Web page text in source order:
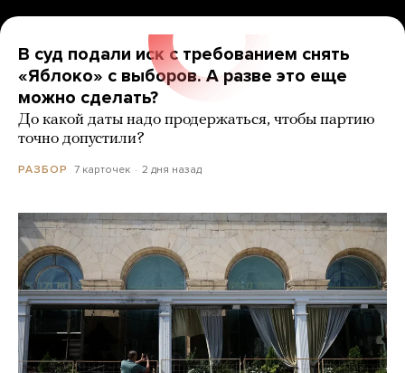
В суд подали иск с требованием снять
«Яблоко» с выборов. А разве это еще
можно сделать?
До какой даты надо продержаться, чтобы партию
точно допустили?
РАЗБОР 7 карточек 2 дня назад